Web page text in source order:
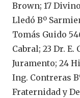
Brown; 17
Lledó Bº
Tomás Guido
Cabral; 23 Dr.
Juramento; 24
Ing. Contreras
Fraternidad y